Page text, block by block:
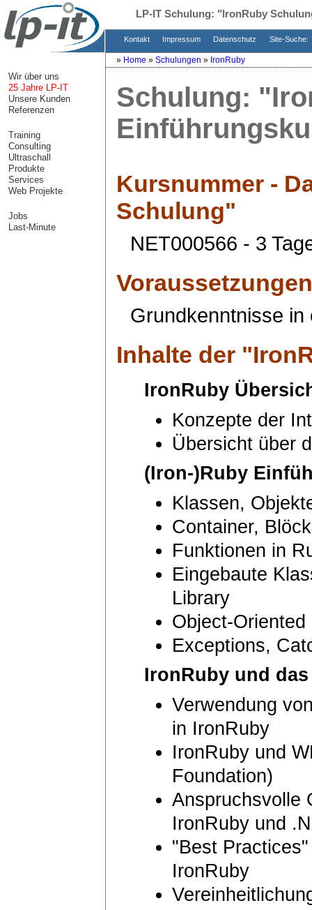
LP-IT Schulung: "IronRuby
Kontakt Impressum Datenschutz Site-Suche:
» Home » Schulungen » IronRuby
Schulung:
Kursnummer -
Schulung"
NET000566 - 3
Voraussetzungen
Grundkenntnisse
Inhalte der "
IronRuby
Konzepte der
Übersicht über
(Iron-)Ruby
Klassen,
Container,
Funktionen in
Eingebaute
Library
Object-
Exceptions,
IronRuby und
Verwendung
in IronRuby
IronRuby und
Foundation)
Anspruchsvolle
IronRuby und
"Best
IronRuby
Wir über uns
25 Jahre LP-IT
Unsere Kunden
Referenzen
Training
Consulting
Ultraschall
Produkte
Services
Web Projekte
Jobs
Last-Minute